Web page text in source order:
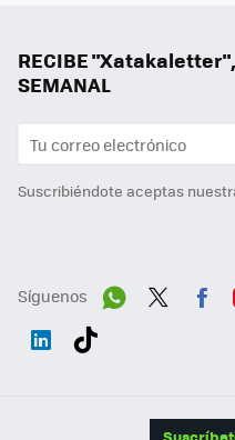
RECIBE "Xatakaletter",
SEMANAL
Suscribiéndote aceptas
Síguenos